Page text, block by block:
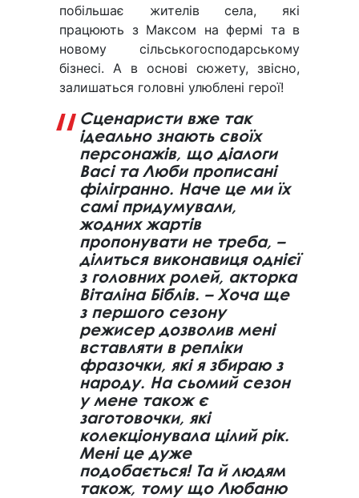
побільшає жителів села, які
працюють з Максом на фермі та в
новому сільськогосподарському
бізнесі. А в основі сюжету, звісно,
залишаться головні улюблені герої!
Сценаристи вже так
ідеально знають своїх
персонажів, що діалоги
Васі та Люби прописані
філігранно. Наче це ми їх
самі придумували,
жодних жартів
пропонувати не треба, –
ділиться виконавиця однієї
з головних ролей, акторка
Віталіна Біблів. – Хоча ще
з першого сезону
режисер дозволив мені
вставляти в репліки
фразочки, які я збираю з
народу. На сьомий сезон
у мене також є
заготовочки, які
колекціонувала цілий рік.
Мені це дуже
подобається! Та й людям
також, тому що Любаню